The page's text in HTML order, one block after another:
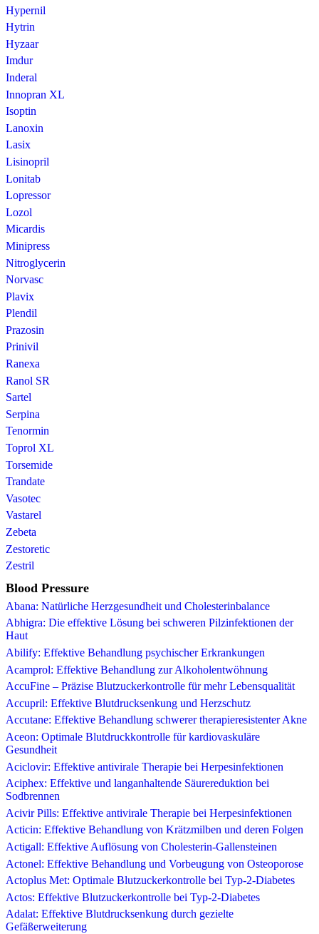
Hypernil
Hytrin
Hyzaar
Imdur
Inderal
Innopran XL
Isoptin
Lanoxin
Lasix
Lisinopril
Lonitab
Lopressor
Lozol
Micardis
Minipress
Nitroglycerin
Norvasc
Plavix
Plendil
Prazosin
Prinivil
Ranexa
Ranol SR
Sartel
Serpina
Tenormin
Toprol XL
Torsemide
Trandate
Vasotec
Vastarel
Zebeta
Zestoretic
Zestril
Blood Pressure
Abana: Natürliche Herzgesundheit und Cholesterinbalance
Abhigra: Die effektive Lösung bei schweren Pilzinfektionen der
Haut
Abilify: Effektive Behandlung psychischer Erkrankungen
Acamprol: Effektive Behandlung zur Alkoholentwöhnung
AccuFine – Präzise Blutzuckerkontrolle für mehr Lebensqualität
Accupril: Effektive Blutdrucksenkung und Herzschutz
Accutane: Effektive Behandlung schwerer therapieresistenter Akne
Aceon: Optimale Blutdruckkontrolle für kardiovaskuläre
Gesundheit
Aciclovir: Effektive antivirale Therapie bei Herpesinfektionen
Aciphex: Effektive und langanhaltende Säurereduktion bei
Sodbrennen
Acivir Pills: Effektive antivirale Therapie bei Herpesinfektionen
Acticin: Effektive Behandlung von Krätzmilben und deren Folgen
Actigall: Effektive Auflösung von Cholesterin-Gallensteinen
Actonel: Effektive Behandlung und Vorbeugung von Osteoporose
Actoplus Met: Optimale Blutzuckerkontrolle bei Typ-2-Diabetes
Actos: Effektive Blutzuckerkontrolle bei Typ-2-Diabetes
Adalat: Effektive Blutdrucksenkung durch gezielte
Gefäßerweiterung